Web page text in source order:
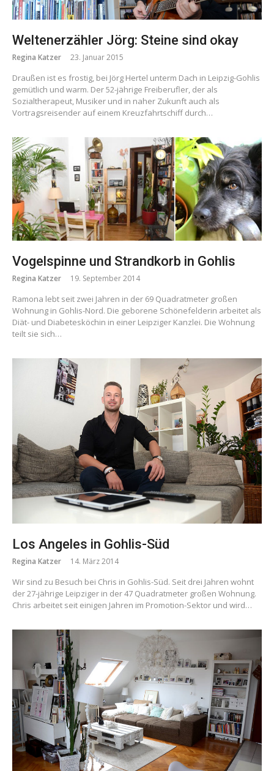
Weltenerzähler Jörg: Steine sind okay
Regina Katzer 23. Januar 2015
Draußen ist es frostig, bei Jörg Hertel unterm Dach in Leipzig-Gohlis
gemütlich und warm. Der 52-jährige Freiberufler, der als
Sozialtherapeut, Musiker und in naher Zukunft auch als
Vortragsreisender auf einem Kreuzfahrtschiff durch…
Vogelspinne und Strandkorb in Gohlis
Regina Katzer 19. September 2014
Ramona lebt seit zwei Jahren in der 69 Quadratmeter großen
Wohnung in Gohlis-Nord. Die geborene Schönefelderin arbeitet als
Diät- und Diabetesköchin in einer Leipziger Kanzlei. Die Wohnung
teilt sie sich…
Los Angeles in Gohlis-Süd
Regina Katzer 14. März 2014
Wir sind zu Besuch bei Chris in Gohlis-Süd. Seit drei Jahren wohnt
der 27-jährige Leipziger in der 47 Quadratmeter großen Wohnung.
Chris arbeitet seit einigen Jahren im Promotion-Sektor und wird…